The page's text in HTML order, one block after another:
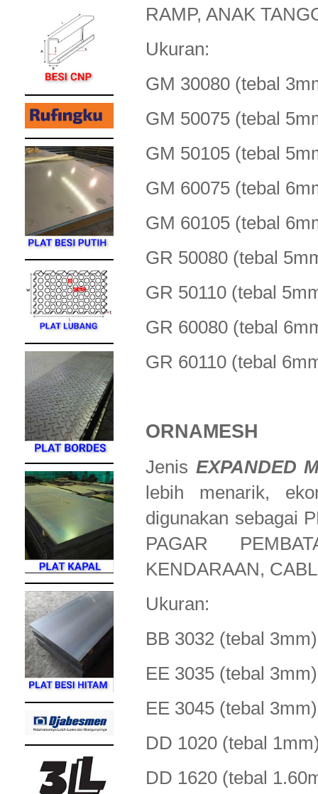
RAMP, ANAK
Ukuran:
GM 30080 (tebal
GM 50075 (tebal
GM 50105 (tebal
GM 60075 (tebal
GM 60105 (tebal
GR 50080 (tebal
GR 50110 (tebal
GR 60080 (tebal
GR 60110 (tebal
ORNAMESH
Jenis EXPANDED
lebih menarik,
digunakan sebagai
PAGAR
KENDARAAN,
Ukuran:
BB 3032 (tebal
EE 3035 (tebal
EE 3045 (tebal
DD 1020 (tebal
DD 1620 (tebal